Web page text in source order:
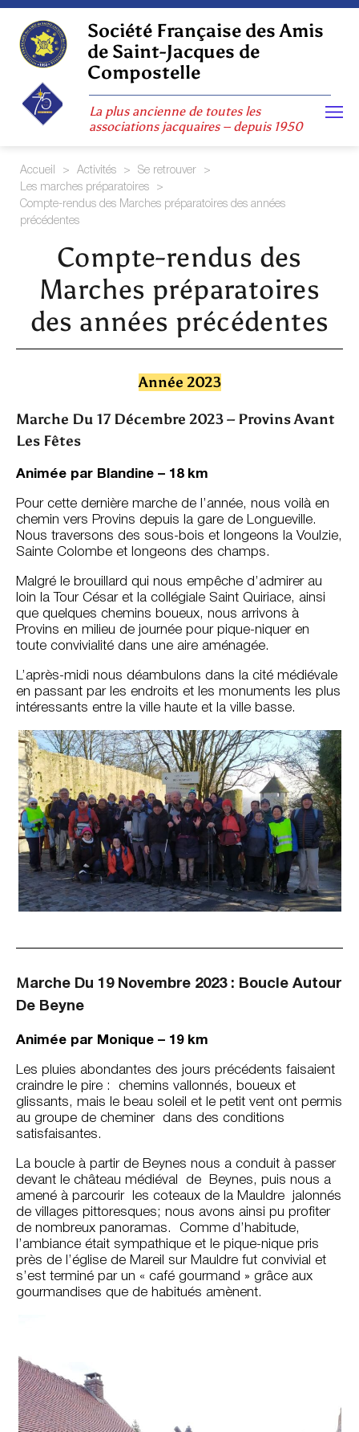
Skip
content
Société Française des Amis
de Saint-Jacques de
Compostelle
La plus ancienne de toutes les
associations jacquaires – depuis 1950
Accueil > Activités > Se retrouver
>
Les marches préparatoires
>
Compte-rendus des Marches préparatoires des années
précédentes
Compte-rendus des
Marches préparatoires
des années précédentes
Année 2023
Marche Du 17 Décembre 2023 – Provins Avant
Les Fêtes
Animée par Blandine – 18 km
Pour cette dernière marche de l’année, nous voilà en
chemin vers Provins depuis la gare de Longueville.
Nous traversons des sous-bois et longeons la Voulzie,
Sainte Colombe et longeons des champs.
Malgré le brouillard qui nous empêche d’admirer au
loin la Tour César et la collégiale Saint Quiriace, ainsi
que quelques chemins boueux, nous arrivons à
Provins en milieu de journée pour pique-niquer en
toute convivialité dans une aire aménagée.
L’après-midi nous déambulons dans la cité médiévale
en passant par les endroits et les monuments les plus
intéressants entre la ville haute et la ville basse.
MArche Du 19 Novembre 2023 : Boucle Autour
De Beyne
Animée par Monique – 19 km
Les pluies abondantes des jours précédents faisaient
craindre le pire : chemins vallonnés, boueux et
glissants, mais le beau soleil et le petit vent ont permis
au groupe de cheminer dans des conditions
satisfaisantes.
La boucle à partir de Beynes nous a conduit à passer
devant le château médiéval de Beynes, puis nous a
amené à parcourir les coteaux de la Mauldre jalonnés
de villages pittoresques; nous avons ainsi pu profiter
de nombreux panoramas. Comme d’habitude,
l’ambiance était sympathique et le pique-nique pris
près de l’église de Mareil sur Mauldre fut convivial et
s’est terminé par un « café gourmand » grâce aux
gourmandises que de habitués amènent.